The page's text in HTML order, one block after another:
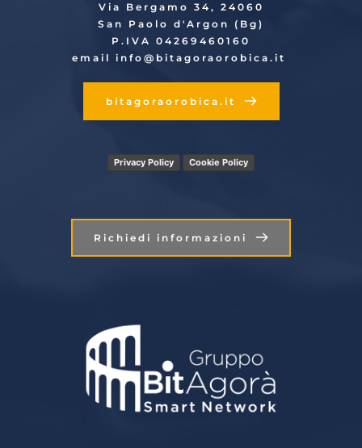
Via Bergamo 34, 24060
San Paolo d'Argon (Bg)
P.IVA 04269460160
email info @bitagoraorobica.it
bitagoraorobica.it
Privacy Policy Cookie Policy
Richiedi informazioni